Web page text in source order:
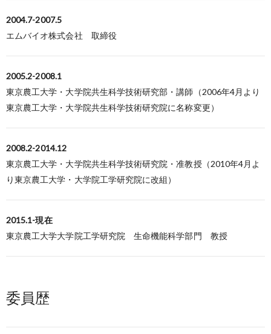
2004.7-2007.5
エムバイオ株式会社 取締役
2005.2-2008.1
東京農工大学・大学院共生科学技術研究部・講師（2006年4月より
東京農工大学・大学院共生科学技術研究院に名称変更）
2008.2-2014.12
東京農工大学・大学院共生科学技術研究院・准教授（2010年4月よ
り東京農工大学・大学院工学研究院に改組）
2015.1-現在
東京農工大学大学院工学研究院 生命機能科学部門 教授
委員歴